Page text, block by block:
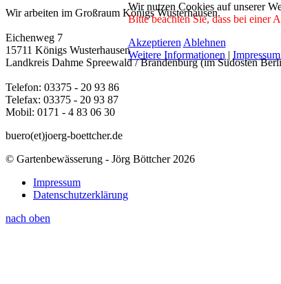
Wir arbeiten im Großraum Königs Wusterhausen.
Eichenweg 7
15711 Königs Wusterhausen
Landkreis Dahme Spreewald / Brandenburg (im Südosten
Telefon: 03375 - 20 93 86
Telefax: 03375 - 20 93 87
Mobil: 0171 - 4 83 06 30
buero(et)joerg-boettcher.de
© Gartenbewässerung - Jörg Böttcher 2026
Impressum
Datenschutzerklärung
nach oben
Wir nutzen Cookies auf unserer
Bitte beachten Sie, dass bei einer
Akzeptieren Ablehnen
Weitere Informationen | Impressum